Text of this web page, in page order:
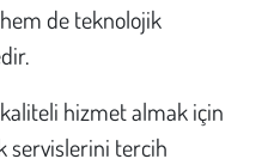
de teknolojik
hizmet almak için
servislerini tercih